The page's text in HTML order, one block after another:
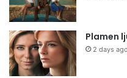
Plamen
2 days ago